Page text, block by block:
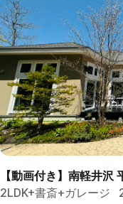
【動画付き】南軽井沢
2LDK+書斎+ガレージ